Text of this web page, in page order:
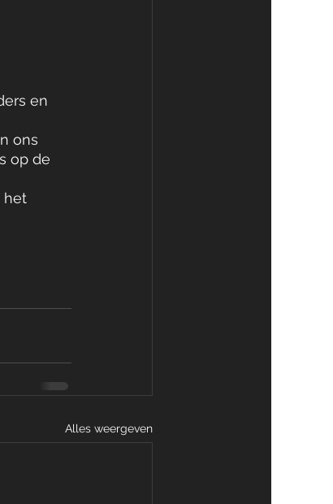
en
ons
op de
het
Alles weergeven